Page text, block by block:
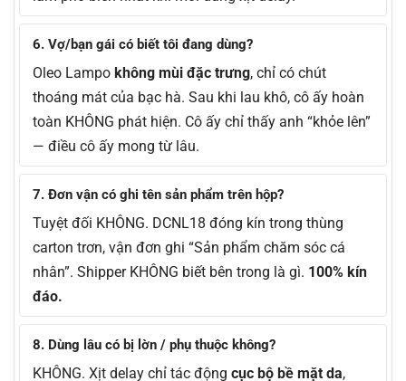
6. Vợ/bạn gái có biết tôi đang dùng?
Oleo Lampo không mùi đặc trưng, chỉ có chút
thoáng mát của bạc hà. Sau khi lau khô, cô ấy hoàn
toàn KHÔNG phát hiện. Cô ấy chỉ thấy anh “khỏe lên”
— điều cô ấy mong từ lâu.
7. Đơn vận có ghi tên sản phẩm trên hộp?
Tuyệt đối KHÔNG. DCNL18 đóng kín trong thùng
carton trơn, vận đơn ghi “Sản phẩm chăm sóc cá
nhân”. Shipper KHÔNG biết bên trong là gì. 100% kín
đáo.
8. Dùng lâu có bị lờn / phụ thuộc không?
KHÔNG. Xịt delay chỉ tác động cục bộ bề mặt da,